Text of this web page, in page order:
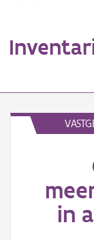
Aanduidingsobject
Waarnemingin